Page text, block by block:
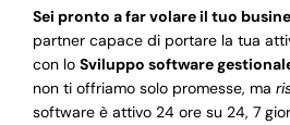
Sei pronto a far volare il tuo
partner capace di portare la tua
con lo Sviluppo software
non ti offriamo solo promesse, ma
software è attivo 24 ore su 24, 7